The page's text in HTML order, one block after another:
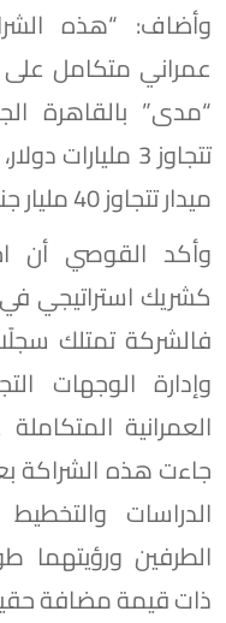
وأضاف: “هذه
“مدى” بالقاهرة
تتجاوز 3
ميدار تتجاوز 40 مليار جنيه”.
وأكد القوصي أن
كشريك استراتيجي
فالشركة تمتلك
وإدارة الوجهات
العمرانية
جاءت هذه الشراكة
الدراسات
الطرفين ورؤيتهما
ذات قيمة مضافة